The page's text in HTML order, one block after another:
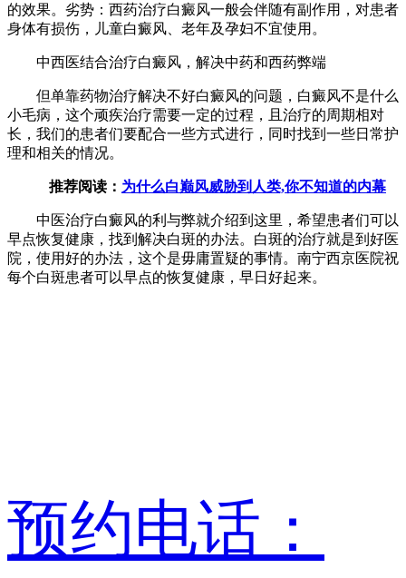
的效果。劣势：西药治疗白癜风一般会伴随有副作用，对患者
身体有损伤，儿童白癜风、老年及孕妇不宜使用。
中西医结合治疗白癜风，解决中药和西药弊端
但单靠药物治疗解决不好白癜风的问题，白癜风不是什么
小毛病，这个顽疾治疗需要一定的过程，且治疗的周期相对
长，我们的患者们要配合一些方式进行，同时找到一些日常护
理和相关的情况。
推荐阅读： 为什么白巅风威胁到人类,你不知道的内幕
中医治疗白癜风的利与弊就介绍到这里，希望患者们可以
早点恢复健康，找到解决白斑的办法。白斑的治疗就是到好医
院，使用好的办法，这个是毋庸置疑的事情。南宁西京医院祝
每个白斑患者可以早点的恢复健康，早日好起来。
预约电话：